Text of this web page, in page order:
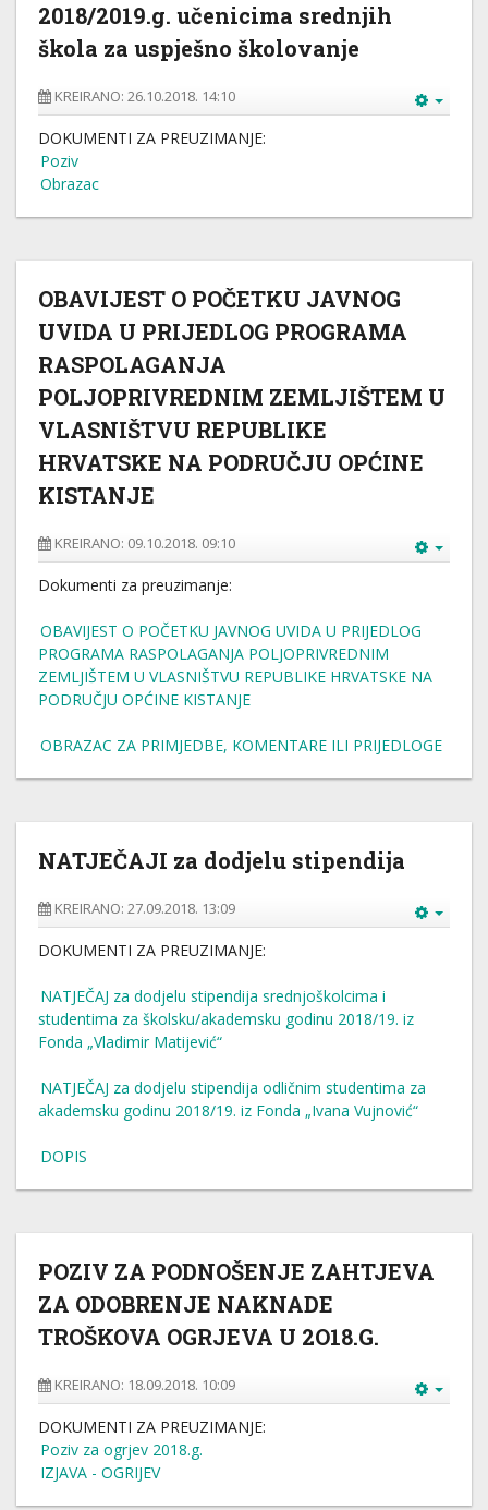
2018/2019.g. učenicima srednjih
škola za uspješno školovanje
KREIRANO: 26.10.2018. 14:10
DOKUMENTI ZA PREUZIMANJE:
Poziv
Obrazac
OBAVIJEST O POČETKU JAVNOG
UVIDA U PRIJEDLOG PROGRAMA
RASPOLAGANJA
POLJOPRIVREDNIM ZEMLJIŠTEM U
VLASNIŠTVU REPUBLIKE
HRVATSKE NA PODRUČJU OPĆINE
KISTANJE
KREIRANO: 09.10.2018. 09:10
Dokumenti za preuzimanje:
OBAVIJEST O POČETKU JAVNOG UVIDA U PRIJEDLOG
PROGRAMA RASPOLAGANJA POLJOPRIVREDNIM
ZEMLJIŠTEM U VLASNIŠTVU REPUBLIKE HRVATSKE NA
PODRUČJU OPĆINE KISTANJE
OBRAZAC ZA PRIMJEDBE, KOMENTARE ILI PRIJEDLOGE
NATJEČAJI za dodjelu stipendija
KREIRANO: 27.09.2018. 13:09
DOKUMENTI ZA PREUZIMANJE:
NATJEČAJ za dodjelu stipendija srednjoškolcima i
studentima za školsku/akademsku godinu 2018/19. iz
Fonda „Vladimir Matijević“
NATJEČAJ za dodjelu stipendija odličnim studentima za
akademsku godinu 2018/19. iz Fonda „Ivana Vujnović“
DOPIS
POZIV ZA PODNOŠENJE ZAHTJEVA
ZA ODOBRENJE NAKNADE
TROŠKOVA OGRJEVA U 2O18.G.
KREIRANO: 18.09.2018. 10:09
DOKUMENTI ZA PREUZIMANJE:
Poziv za ogrjev 2018.g.
IZJAVA - OGRIJEV